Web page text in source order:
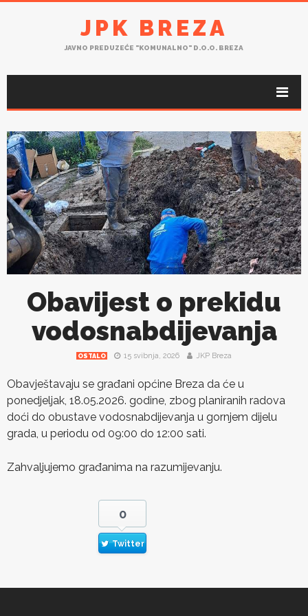
JPK BREZA
JAVNO PREDUZEĆE "KOMUNALNO" D.O.O. BREZA
Obavijest o prekidu
vodosnabdijevanja
OSTALO 15 svibnja, 2026 JKP Breza
Obavještavaju se građani općine Breza da će u
ponedjeljak, 18.05.2026. godine, zbog planiranih radova
doći do obustave vodosnabdijevanja u gornjem dijelu
grada, u periodu od 09:00 do 12:00 sati.
Zahvaljujemo građanima na razumijevanju.
0
Twitter